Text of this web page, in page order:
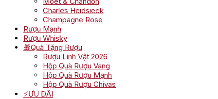
Charles Heidsieck
Champagne Rose
Rượu Mạnh
Rượu Whisky
🎁Quà Tặng Rượu
Rượu Linh Vật 2026
Hộp Quà Rượu Vang
Hộp Quà Rượu Mạnh
Hộp Quà Rượu Chivas
⚡ƯU ĐÃI